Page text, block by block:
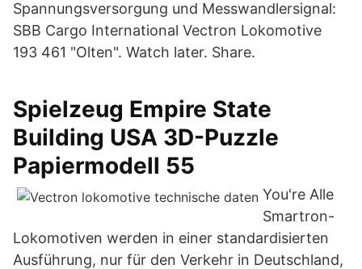
Spannungsversorgung und Messwandlersignal:
SBB Cargo International Vectron Lokomotive
193 461 "Olten". Watch later. Share.
Spielzeug Empire State
Building USA 3D-Puzzle
Papiermodell 55
You're Alle
Smartron-
Lokomotiven werden in einer standardisierten
Ausführung, nur für den Verkehr in Deutschland,